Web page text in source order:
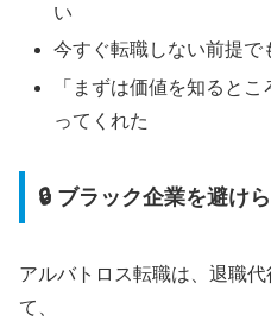
い
今すぐ転職しない前提で
「まずは価値を知ると
ってくれた
🔒 ブラック企業を避け
アルバトロス転職は、退職
て、